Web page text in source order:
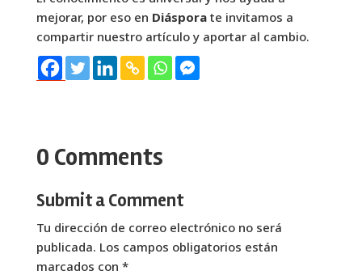
mejorar, por eso en Diásporate invitamos a
compartir nuestro artículo y aportar al cambio.
0 Comments
Submit a Comment
Tu dirección de correo electrónico no será
publicada. Los campos obligatorios están
marcados con *